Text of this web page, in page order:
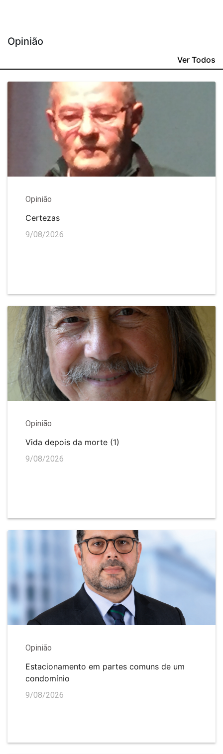
Opinião
Ver Todos
Opinião
Certezas
9/08/2026
Opinião
Vida depois da morte (1)
9/08/2026
Opinião
Estacionamento em partes comuns de um
condomínio
9/08/2026